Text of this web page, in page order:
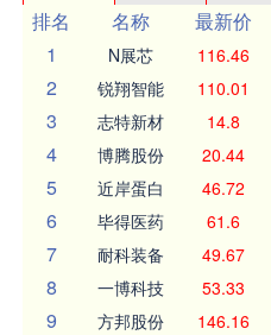
排名
名称 最新价
1
N展芯 116.46
2 锐翔智能 110.01
3 志特新材 14.8
4 博腾股份 20.44
5 近岸蛋白 46.72
6 毕得医药 61.6
7 耐科装备 49.67
8 一博科技 53.33
9 方邦股份 146.16